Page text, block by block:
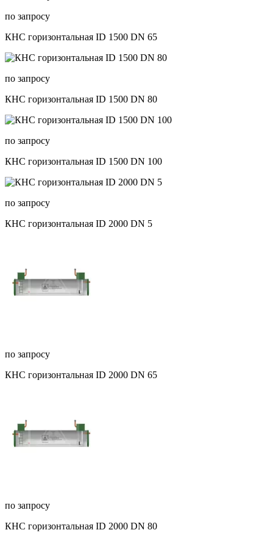
по запросу
КНС горизонтальная ID 1500 DN 65
по запросу
КНС горизонтальная ID 1500 DN 80
по запросу
КНС горизонтальная ID 1500 DN 100
по запросу
КНС горизонтальная ID 2000 DN 5
по запросу
КНС горизонтальная ID 2000 DN 65
по запросу
КНС горизонтальная ID 2000 DN 80